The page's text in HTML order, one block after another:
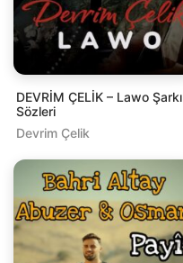
DEVRİM ÇELİK – Lawo Şarkı
Sözleri
Devrim Çelik